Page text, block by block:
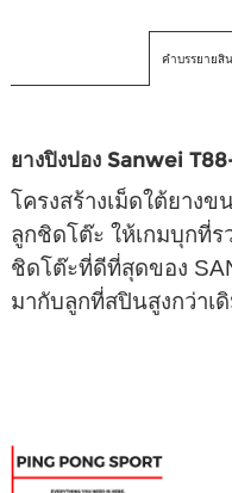
คำบรรยายสิ
ยางปิงปอง Sanwei
โครงสร้างเม็ดใต้ยางข
ลูกชิดโต๊ะ ให้เกมบุกที่ร
ชิดโต๊ะที่ดีที่สุดของ
มากับลูกที่สปินสูงกว่าเ